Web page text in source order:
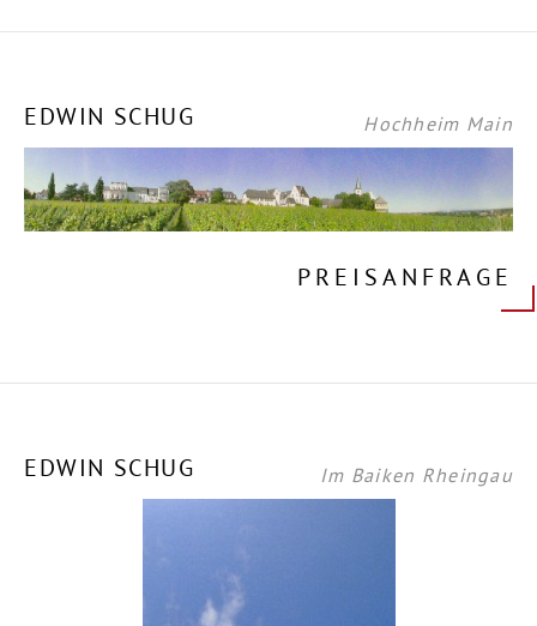
EDWIN SCHUG Hochheim Main
PREISANFRAGE
EDWIN SCHUG Im Baiken Rheingau